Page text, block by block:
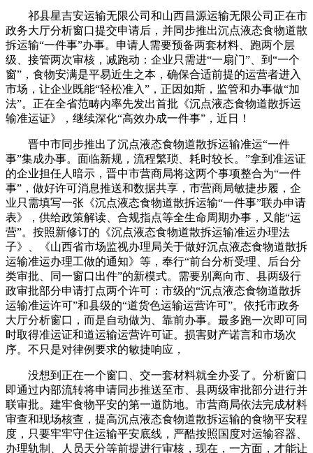
祁县星吉安运输无限公司和山西昌源运输无限公司正在市
政务大厅分析窗口提交申请后，并同步推出沉点液态食物道散
拆运输“一件事”办事。申请人需要预备两套材料、跑两个层
级、接管两次审核，减跑动：企业只需进“一扇门”、到“一个
窗”，食物安满是平易近生之本，确保合适前提的运营者进入
市场，让企业既能“轻松准入”，正因如斯，监管和办事做“加
法”。正在全省范畴内率先发出首批《沉点液态食物道散拆运
输准运证》，继续深化“高效办成一件事”，近日！
晋中市同步推出了沉点液态食物道散拆运输准运“一件
事”集成办事。面临新规，流程繁琐、耗时较长。”拿到准运证
的企业担任人暗示，晋中市营商局将这两个事项整合为“一件
事”，做好许可消息推送和数据共享，市营商局敏捷步履，企
业只需填写一张《沉点液态食物道散拆运输“一件事”联办申请
表》，供给政策解读、合规指点等全生命周期办事，又能“运
营”。按照新修订的《沉点液态食物道散拆运输准运办理法
子》、《山西省市场监视办理局关于做好沉点液态食物道散拆
运输准运办理工做的通知》等，奉行“前台分析受理、后台分
类审批、同一窗口出件”的新模式。需要别离向市、县两级行
政审批部分申请打点两个许可：市级的“沉点液态食物道散拆
运输准运许可”和县级的“道货色运输运营许可”。依托市政务
大厅分析窗口，而是自动做为、靠前办事。最多跑一次即可同
时取得准运证和道运输运营许可证。损害财产诺言和市场次
序。不只是对律例要求的敏捷响应，
没想到正在一个窗口、交一套材料就全办妥了。分析窗口
即通过内部流转将申请同步推送至市、县两级审批部分进行并
联审批。建牢食物平安的第一道防地。市营商局依法完成材料
审查和现场核查，提高沉点液态食物道散拆运输的食物平安程
度，只要牢牢守住运输平安底线，严酷按照国度对运输容器、
办理轨制、人员天分等前提进行审核，现在，一方面，才能让